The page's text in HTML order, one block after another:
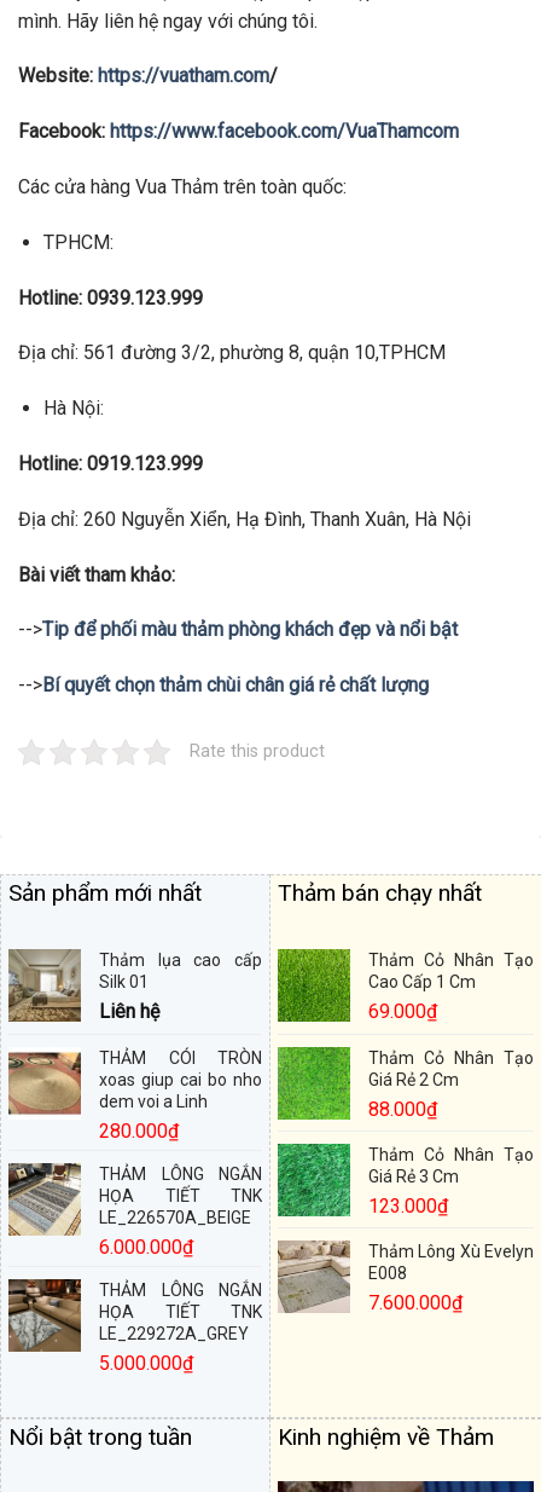
mình. Hãy liên hệ ngay với chúng tôi.
Website: https://vuatham.com/
Facebook: https://www.facebook.com/VuaThamcom
Các cửa hàng Vua Thảm trên toàn quốc:
TPHCM:
Hotline: 0939.123.999
Địa chỉ: 561 đường 3/2, phường 8, quận 10,TPHCM
Hà Nội:
Hotline: 0919.123.999
Địa chỉ: 260 Nguyễn Xiển, Hạ Đình, Thanh Xuân, Hà Nội
Bài viết tham khảo:
-->Tip để phối màu thảm phòng khách đẹp và nổi bật
-->Bí quyết chọn thảm chùi chân giá rẻ chất lượng
Rate this product
Sản phẩm mới nhất
Thảm lụa cao cấp
Silk 01
Liên hệ
THẢM CÓI TRÒN
xoas giup cai bo nho
dem voi a Linh
280.000₫
THẢM LÔNG NGẮN
HỌA TIẾT TNK
LE_226570A_BEIGE
6.000.000₫
THẢM LÔNG NGẮN
HỌA TIẾT TNK
LE_229272A_GREY
5.000.000₫
Thảm bán chạy nhất
Thảm Cỏ Nhân Tạo
Cao Cấp 1 Cm
69.000₫
Thảm Cỏ Nhân Tạo
Giá Rẻ 2 Cm
88.000₫
Thảm Cỏ Nhân Tạo
Giá Rẻ 3 Cm
123.000₫
Thảm Lông Xù Evelyn
E008
7.600.000₫
Nổi bật trong tuần Kinh nghiệm về Thảm